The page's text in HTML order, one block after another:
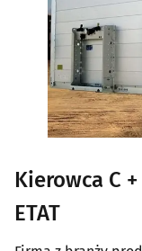
Kierowca C +
ETAT